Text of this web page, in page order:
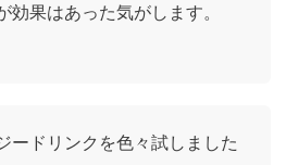
効果はあった気がします。
ードリンクを色々試しました